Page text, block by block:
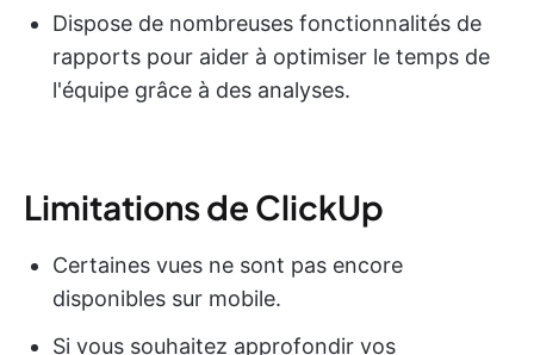
Dispose de nombreuses fonctionnalités de
rapports pour aider à optimiser le temps de
l'équipe grâce à des analyses.
Limitations de ClickUp
Certaines vues ne sont pas encore
disponibles sur mobile.
Si vous souhaitez approfondir vos